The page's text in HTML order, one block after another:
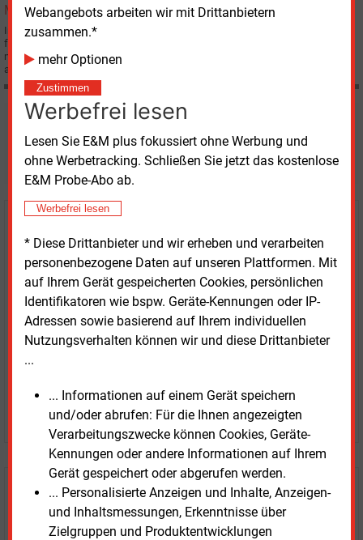
Webangebots arbeiten wir mit Drittanbietern
zusammen.*
mehr Optionen
Zustimmen
Werbefrei lesen
Lesen Sie E&M plus fokussiert ohne Werbung und
ohne Werbetracking. Schließen Sie jetzt das kostenlose
E&M Probe-Abo ab.
Werbefrei lesen
* Diese Drittanbieter und wir erheben und verarbeiten
personenbezogene Daten auf unseren Plattformen. Mit
auf Ihrem Gerät gespeicherten Cookies, persönlichen
Identifikatoren wie bspw. Geräte-Kennungen oder IP-
Adressen sowie basierend auf Ihrem individuellen
Nutzungsverhalten können wir und diese Drittanbieter
...
... Informationen auf einem Gerät speichern
und/oder abrufen: Für die Ihnen angezeigten
Verarbeitungszwecke können Cookies, Geräte-
Kennungen oder andere Informationen auf Ihrem
Gerät gespeichert oder abgerufen werden.
... Personalisierte Anzeigen und Inhalte, Anzeigen-
und Inhaltsmessungen, Erkenntnisse über
Zielgruppen und Produktentwicklungen
Im Bieterwettstreit um den Windkraftanlagen-Hersteller REpower AG ist der
französische Atomkonzern Areva zwar von seinem Plan abgerückt,
mindestens 50 % plus eine Aktie zu erwerben, hält aber sein Angebot
aufrecht.
Möchten Sie diese und
weitere Nachrichten lesen?
erhalten Sie sofort diesen redaktionellen Beitrag für
nur €2.98
JETZT ARTIKEL KAUFEN
Testen SieE&M
kostenlos und
unverbindlich